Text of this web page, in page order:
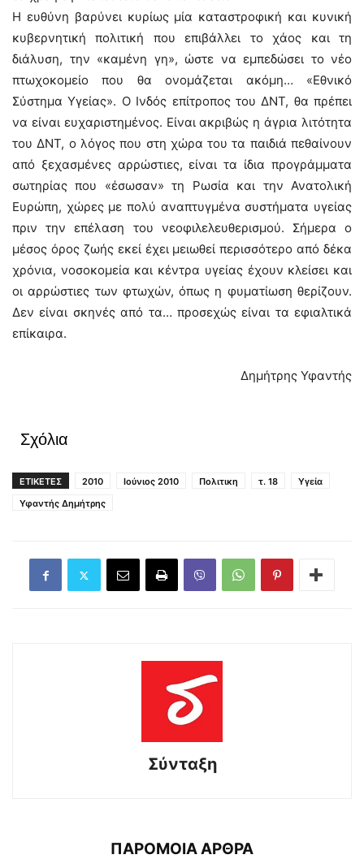
Η ευθύνη βαρύνει κυρίως μία καταστροφική και κυνική
κυβερνητική πολιτική που επιβάλλει το χάος και τη
διάλυση, την «καμένη γη», ώστε να εμπεδώσει το νέο
πτωχοκομείο που θα ονομάζεται ακόμη… «Εθνικό
Σύστημα Υγείας». Ο Ινδός επίτροπος του ΔΝΤ, θα πρέπει
να είναι ευχαριστημένος. Είναι ακριβώς η άγρια λιτότητα
του ΔΝΤ, ο λόγος που στη χώρα του τα παιδιά πεθαίνουν
από ξεχασμένες αρρώστιες, είναι τα ίδια προγράμματα
σωτηρίας που «έσωσαν» τη Ρωσία και την Ανατολική
Ευρώπη, χώρες με πολύ αναπτυγμένα συστήματα υγείας
πριν την επέλαση του νεοφιλελευθερισμού. Σήμερα ο
μέσος όρος ζωής εκεί έχει μειωθεί περισσότερο από δέκα
χρόνια, νοσοκομεία και κέντρα υγείας έχουν κλείσει και
οι αρρώστιες των φτωχών, όπως η φυματίωση θερίζουν.
Δεν είναι σκηνές από τα… προσεχώς είναι τα εφιαλτικά
επίκαιρα.
Δημήτρης Υφαντής
Σχόλια
ΕΤΙΚΕΤΕΣ 2010 Ιούνιος 2010 Πολιτικη τ. 18
Υγεία
Υφαντής Δημήτρης
Σύνταξη
ΠΑΡΟΜΟΙΑ ΑΡΘΡΑ